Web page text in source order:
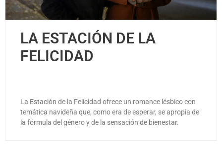
LA ESTACIÓN DE LA
FELICIDAD
La Estación de la Felicidad ofrece un romance lésbico con
temática navideña que, como era de esperar, se apropia de
la fórmula del género y de la sensación de bienestar.